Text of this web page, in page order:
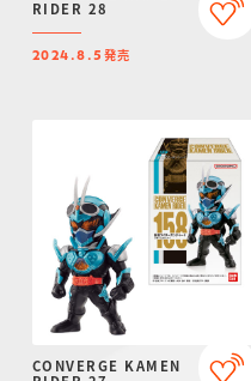
RIDER 28
2024.8.5 発売
CONVERGE KAMEN